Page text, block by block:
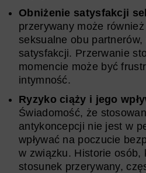
Obniżenie satysfakcji
przerywany może
seksualne obu
satysfakcji. Przerwanie
momencie może być
intymność.
Ryzyko ciąży i jego
Świadomość, że
antykoncepcji nie jest w
wpływać na poczucie
w związku. Historie osób,
stosunek przerywany,